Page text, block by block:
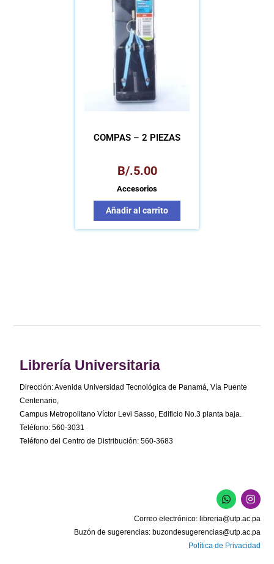
COMPÁS – 2 PIEZAS
B/.5.00
Accesorios
Añadir al carrito
Librería Universitaria
Dirección: Avenida Universidad Tecnológica de Panamá, Vía Puente
Centenario,
Campus Metropolitano Víctor Levi Sasso, Edificio No.3 planta baja.
Teléfono: 560-3031
Teléfono del Centro de Distribución: 560-3683
W
h
a
t
s
a
p
I
n
s
t
a
g
r
Correo electrónico: libreria@utp.ac.pa
Buzón de sugerencias: buzondesugerencias@utp.ac.pa
Política de Privacidad